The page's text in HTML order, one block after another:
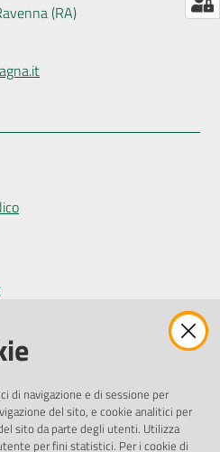
(RA)
di navigazione e di sessione per
del sito, e cookie analitici per
sito da parte degli utenti. Utilizza
per fini statistici. Per i cookie di